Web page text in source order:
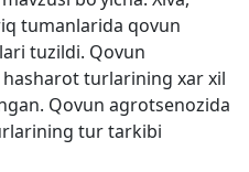
tumanlarida qovun
tuzildi. Qovun
turlarining xar xil
Qovun agrotsenozida
tur tarkibi